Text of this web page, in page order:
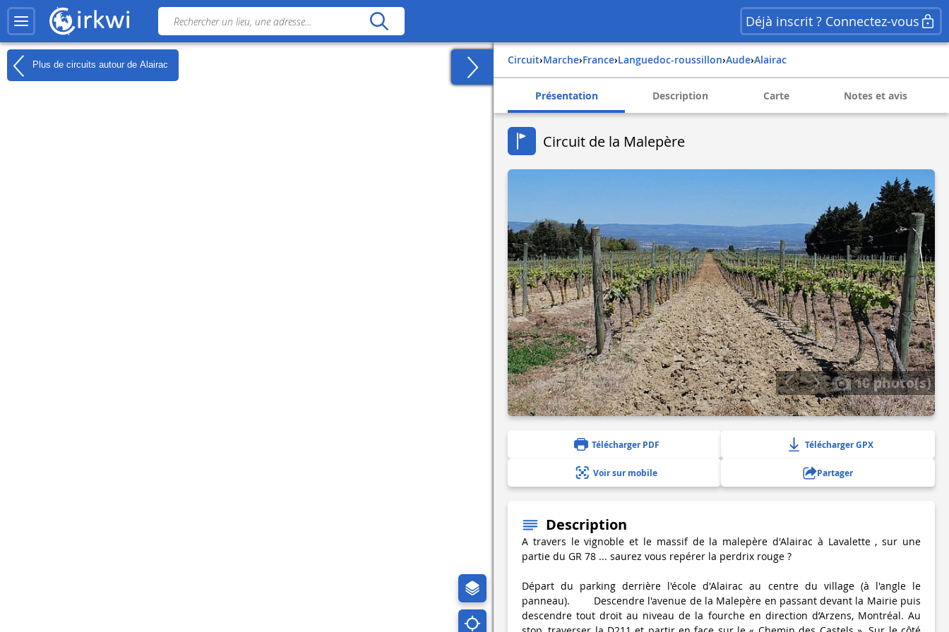
Déjà inscrit ? Connectez-vous
Plus de circuits autour de Alairac Circuit› Marche› france› languedoc-roussillon› aude› alairac
Présentation Description Carte Notes et avis
Circuit de la Malepère
10 photo(s)
Télécharger PDF Télécharger GPX
Voir sur mobile Partager
Description
A travers le vignoble et le massif de la malepère d'Alairac à Lavalette , sur une
partie du GR 78 ... saurez vous repérer la perdrix rouge ?
Départ du parking derrière l'école d'Alairac au centre du village (à l'angle le
panneau). Descendre l'avenue de la Malepère en passant devant la Mairie puis
descendre tout droit au niveau de la fourche en direction d’Arzens, Montréal. Au